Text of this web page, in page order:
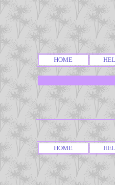
HOME
HOME